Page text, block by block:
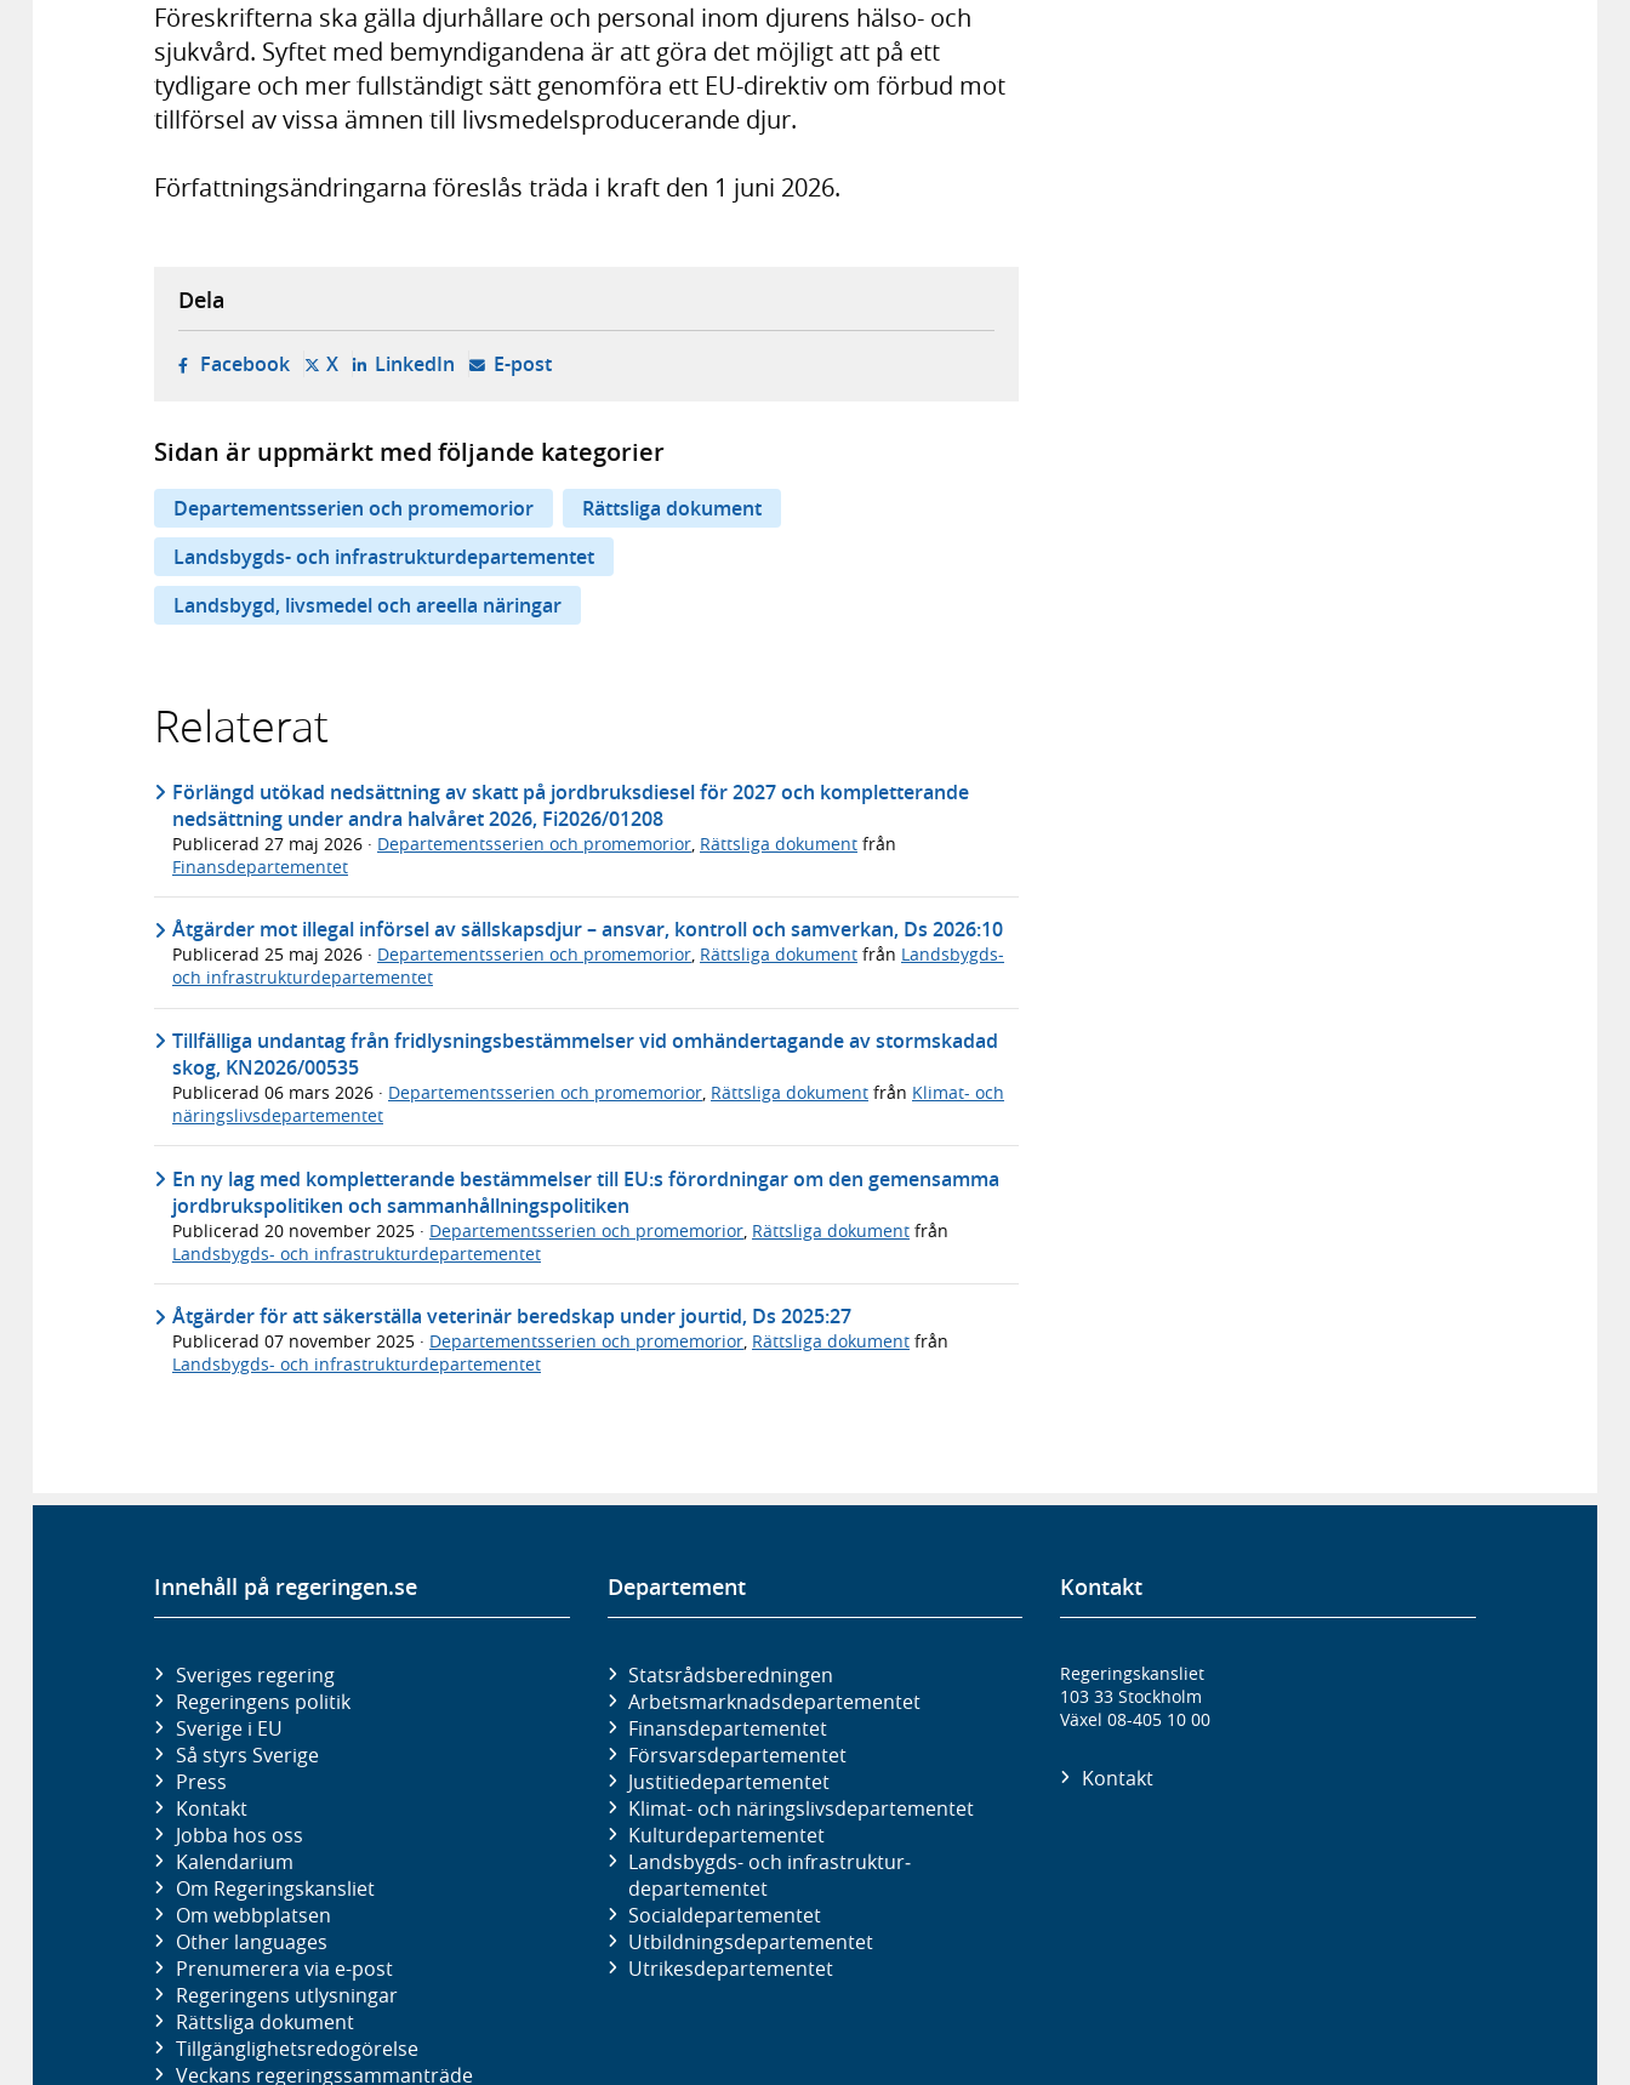
Föreskrifterna ska gälla djurhållare och personal inom djurens hälso- och
sjukvård. Syftet med bemyndigandena är att göra det möjligt att på ett
tydligare och mer fullständigt sätt genomföra ett EU-direktiv om förbud mot
tillförsel av vissa ämnen till livsmedelsproducerande djur.
Författningsändringarna föreslås träda i kraft den 1 juni 2026.
Dela
Facebook- öppnas i ny flik, extern webbplats,
X- öppnas i ny flik, extern webbplats,
LinkedIn- öppnas i ny flik, extern webbplats,
E-post- öppnar din e-postklient,
Sidan är uppmärkt med följande kategorier
Departementsserien och promemorior
Rättsliga dokument
Landsbygds- och infrastrukturdepartementet
Landsbygd, livsmedel och areella näringar
Relaterat
Förlängd utökad nedsättning av skatt på jordbruksdiesel för 2027 och kompletterande
nedsättning under andra halvåret 2026, Fi2026/01208
Publicerad 27 maj 2026 · Departementsserien och promemorior Rättsliga dokument från
Finansdepartementet
Åtgärder mot illegal införsel av sällskapsdjur – ansvar, kontroll och samverkan, Ds 2026:10
Publicerad 25 maj 2026 · Departementsserien och promemorior, Rättsliga dokument från Landsbygds-
och infrastrukturdepartementet
Tillfälliga undantag från fridlysningsbestämmelser vid omhändertagande av stormskadad
skog, KN2026/00535
Publicerad 06 mars 2026 · Departementsserien och promemorior, Rättsliga dokument från Klimat- och
näringslivsdepartementet
En ny lag med kompletterande bestämmelser till EU:s förordningar om den gemensamma
jordbrukspolitiken och sammanhållningspolitiken
Publicerad 20 november 2025 · Departementsserien och promemorior Rättsliga dokument från
Landsbygds- och infrastrukturdepartementet
Åtgärder för att säkerställa veterinär beredskap under jourtid, Ds 2025:27
Publicerad 07 november 2025 · Departementsserien och promemorior, Rättsliga dokument från
Landsbygds- och infrastrukturdepartementet
Innehåll på regeringen.se
Sveriges regering
Regeringens politik
Sverige i EU
Så styrs Sverige
Press
Kontakt
Jobba hos oss
Kalendarium
Om Regeringskansliet
Om webbplatsen
Other languages
Prenumerera via e-post
Regeringens utlysningar
Rättsliga dokument
Tillgänglighetsredogörelse
Veckans regeringssammanträde
Departement
Statsrådsberedningen
Arbetsmarknads­departementet
Finans­departementet
Försvars­departementet
Justitie­departementet
Klimat- och näringslivs­departementet
Kultur­departementet
Landsbygds- och infrastruktur­
departementet
Social­departementet
Utbildnings­departementet
Utrikes­departementet
Kontakt
Regeringskansliet
103 33 Stockholm
Växel 08-405 10 00
Kontakt